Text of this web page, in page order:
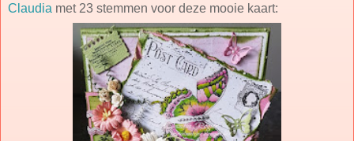
Claudia met 23 stemmen voor deze mooie kaart: